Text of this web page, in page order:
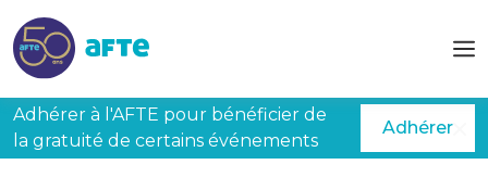
Adhérer à l'AFTE pour bénéficier de
la gratuité de certains événements
Adhérer